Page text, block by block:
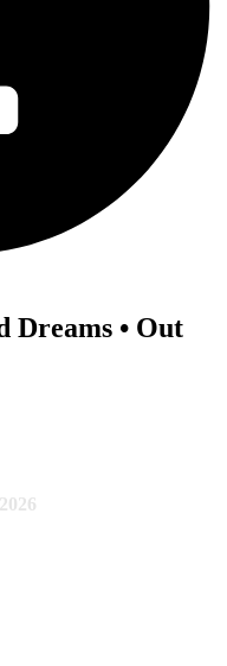
Dreams • Out